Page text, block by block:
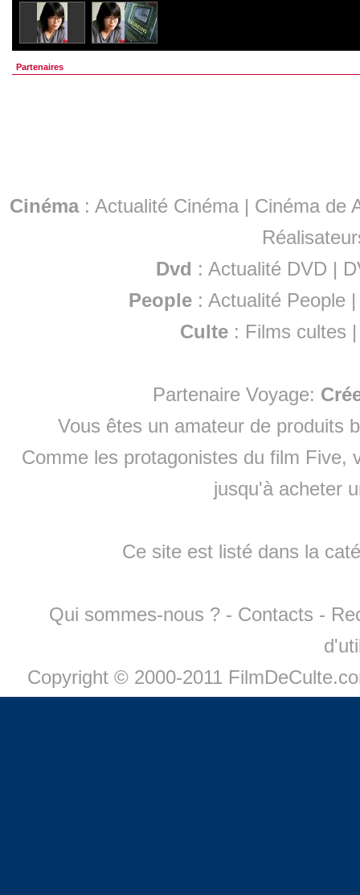
Partenaires
Cinéma: Actualité Cinéma | Cinéma de
Dvd : Actualité DVD |
People :Actualité People
Culte : Films cultes
Partenaire Voyage:
Vous êtes un amateur de produits
Comme les protagonistes du film Five,
jusqu'à acheter
Ce site est listé dans la
Qui sommes-nous ? - Contacts -
Copyright © 2000-2011